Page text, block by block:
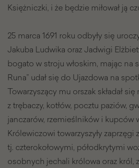
Księżniczki, i że będzie miłował ją
25 marca 1691 roku odbyły się
Jakuba Ludwika oraz Jadwigi
bogato w stroju włoskim, mając na
Runa” udał się do Ujazdowa na
Towarzyszący mu orszak składał
z trębaczy, kotłów, pocztu paziów,
janczarów, rzemieślników i kupców
Królewiczowi towarzyszyły
tj. czterokołowymi, półodkrytymi
osobnych jechali królowa oraz król,